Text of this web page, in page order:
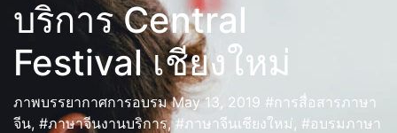
บริการ Central
Festival เชียงใหม่
ภาพบรรยากาศการอบรม May 13, 2019 #การสื่อสารภาษา
จีน, #ภาษาจีนงานบริการ,#ภาษาจีนเชียงใหม่, #อบรมภาษา